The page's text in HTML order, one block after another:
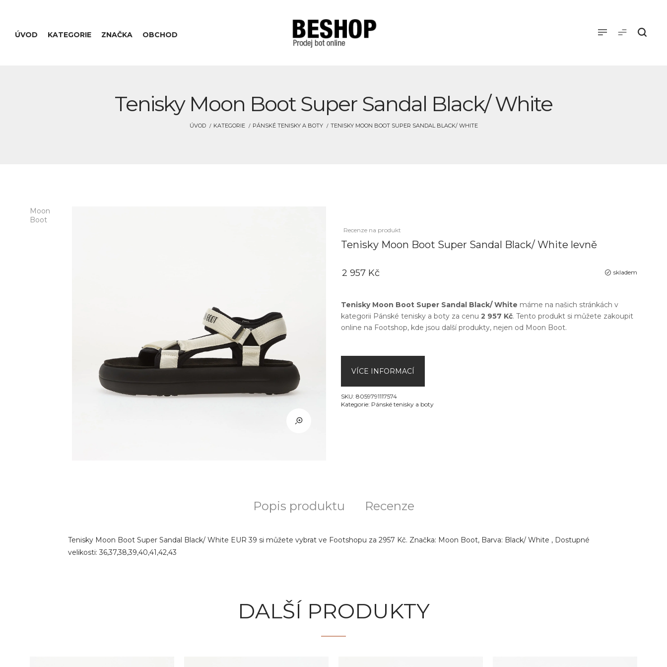
ÚVOD KATEGORIE ZNAČKA OBCHOD
Tenisky Moon Boot Super Sandal Black/ White
ÚVOD KATEGORIE PÁNSKÉ TENISKY A BOTY TENISKY MOON BOOT SUPER SANDAL BLACK/ WHITE
Moon
Boot
Recenze na produkt
Tenisky Moon Boot Super Sandal Black/ White levně
skladem
2 957 Kč
Tenisky Moon Boot Super Sandal Black/ White máme na našich stránkách v
kategorii Pánské tenisky a boty za cenu 2 957 Kč. Tento produkt si můžete zakoupit
online na Footshop, kde jsou další produkty, nejen od Moon Boot.
VÍCE INFORMACÍ
SKU: 8059791117574
Kategorie: Pánské tenisky a boty
Popis produktu Recenze
Tenisky Moon Boot Super Sandal Black/ White EUR 39 si můžete vybrat ve Footshopu za 2957 Kč. Značka: Moon Boot, Barva: Black/ White , Dostupné
velikosti: 36,37,38,39,40,41,42,43
DALŠÍ PRODUKTY